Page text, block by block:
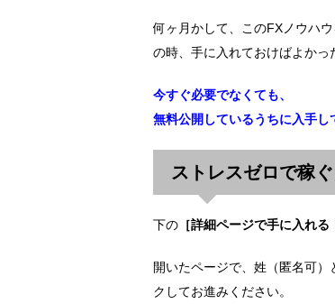
何ヶ月かして、このFXノウハ
の時、手に入れておけばよかっ
今すぐ必要でなくても、
無料公開しているうちに入手し
ストレスゼロで稼
下の［詳細ページで手に入れる
開いたページで、姓（匿名可
クしてお進みください。